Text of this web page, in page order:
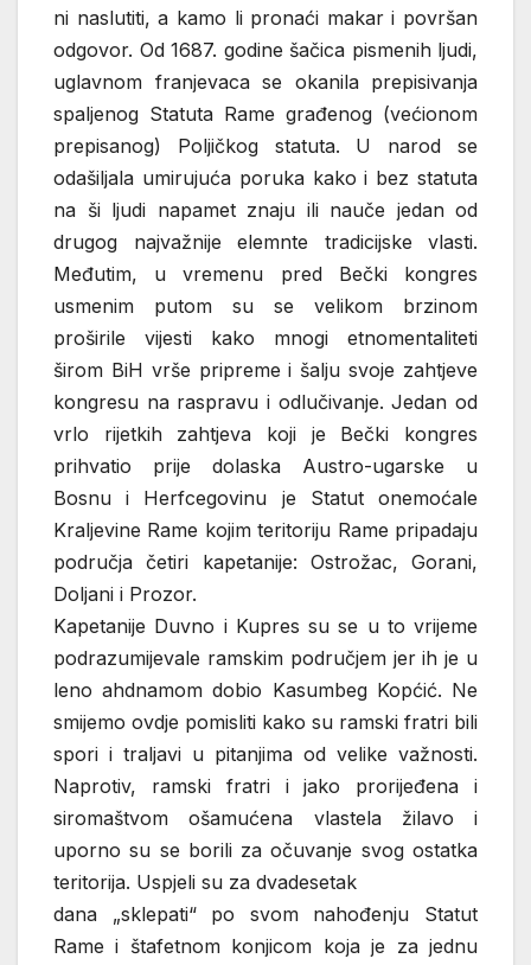
ni naslutiti, a kamo li pronaći makar i površan
odgovor. Od 1687. godine šačica pismenih ljudi,
uglavnom franjevaca se okanila prepisivanja
spaljenog Statuta Rame građenog (većionom
prepisanog) Poljičkog statuta. U narod se
odašiljala umirujuća poruka kako i bez statuta
na ši ljudi napamet znaju ili nauče jedan od
drugog najvažnije elemnte tradicijske vlasti.
Međutim, u vremenu pred Bečki kongres
usmenim putom su se velikom brzinom
proširile vijesti kako mnogi etnomentaliteti
širom BiH vrše pripreme i šalju svoje zahtjeve
kongresu na raspravu i odlučivanje. Jedan od
vrlo rijetkih zahtjeva koji je Bečki kongres
prihvatio prije dolaska Austro-ugarske u
Bosnu i Herfcegovinu je Statut onemoćale
Kraljevine Rame kojim teritoriju Rame pripadaju
područja četiri kapetanije: Ostrožac, Gorani,
Doljani i Prozor.
Kapetanije Duvno i Kupres su se u to vrijeme
podrazumijevale ramskim područjem jer ih je u
leno ahdnamom dobio Kasumbeg Kopćić. Ne
smijemo ovdje pomisliti kako su ramski fratri bili
spori i traljavi u pitanjima od velike važnosti.
Naprotiv, ramski fratri i jako prorijeđena i
siromaštvom ošamućena vlastela žilavo i
uporno su se borili za očuvanje svog ostatka
teritorija. Uspjeli su za dvadesetak
dana „sklepati“ po svom nahođenju Statut
Rame i štafetnom konjicom koja je za jednu